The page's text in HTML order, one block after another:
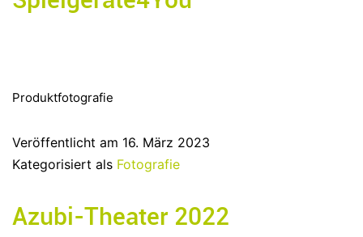
Produktfotografie
Veröffentlicht am 16. März 2023
Kategorisiert als Fotografie
Azubi-Theater 2022